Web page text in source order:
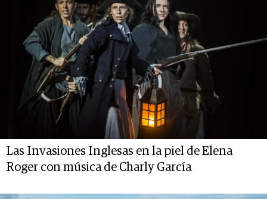
Las Invasiones Inglesas en la piel de Elena
Roger con música de Charly García